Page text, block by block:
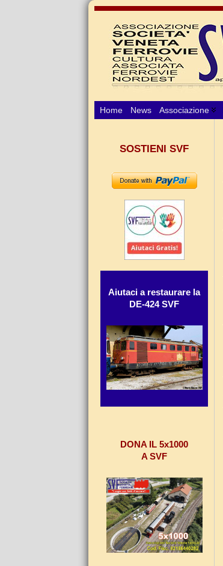
Home News Associazione
SOSTIENI SVF
Aiutaci a restaurare la
DE-424 SVF
DONA IL 5x1000
A SVF